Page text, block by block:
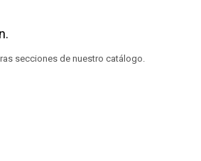
secciones de nuestro catálogo.